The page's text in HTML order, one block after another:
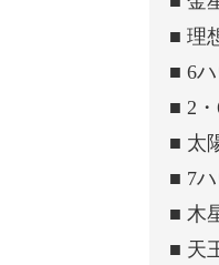
■ 理
■ 6
■ 2
■ 太
■ 7
■ 木
■ 天